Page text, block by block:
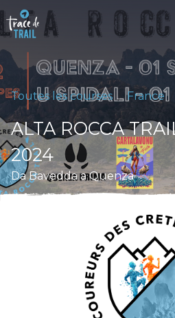
Toutes les courses France
ALTA ROCCA
2024
Da Bavedda a Quenza